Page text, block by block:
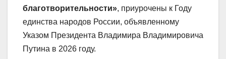
благотворительности», приурочены к Году
единства народов России, объявленному
Указом Президента Владимира Владимировича
Путина в 2026 году.